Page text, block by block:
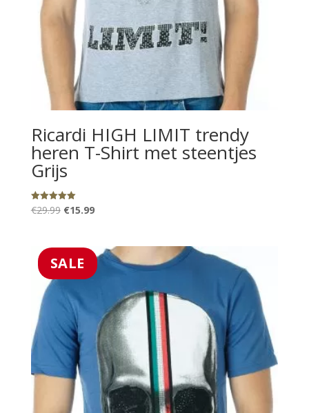
Ricardi HIGH LIMIT trendy
heren T-Shirt met steentjes
Grijs
Gewaardeerd
5.00
€29.99 Oorspronkelijke
€29.99.
€15.99Huidige
€15.99.
SALE